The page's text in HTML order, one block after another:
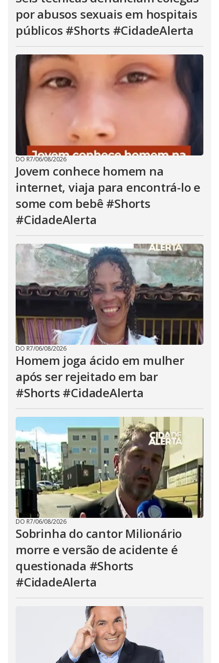
por abusos sexuais em hospitais
públicos #Shorts #CidadeAlerta
DO R7/06/08/2026
Jovem conhece homem na
internet, viaja para encontrá-lo e
some com bebê #Shorts
#CidadeAlerta
DO R7/06/08/2026
Homem joga ácido em mulher
após ser rejeitado em bar
#Shorts #CidadeAlerta
DO R7/06/08/2026
Sobrinha do cantor Milionário
morre e versão de acidente é
questionada #Shorts
#CidadeAlerta